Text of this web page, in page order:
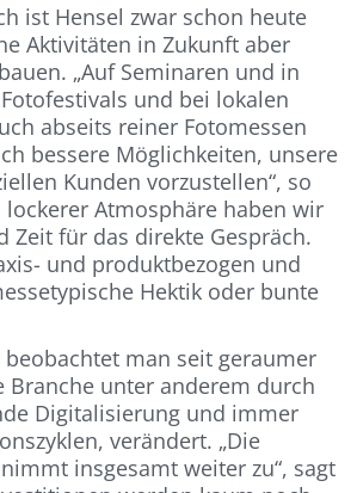
ist Hensel zwar schon heute
Aktivitäten in Zukunft aber
„Auf Seminaren und in
und bei lokalen
abseits reiner Fotomessen
bessere Möglichkeiten, unsere
Kunden vorzustellen“, so
lockerer Atmosphäre haben wir
Zeit für das direkte Gespräch.
und produktbezogen und
Hektik oder bunte
beobachtet man seit geraumer
Branche unter anderem durch
Digitalisierung und immer
verändert. „Die
insgesamt weiter zu“, sagt